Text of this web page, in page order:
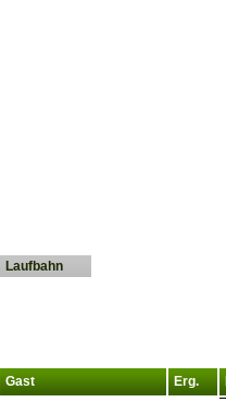
Laufbahn
Gast Erg.